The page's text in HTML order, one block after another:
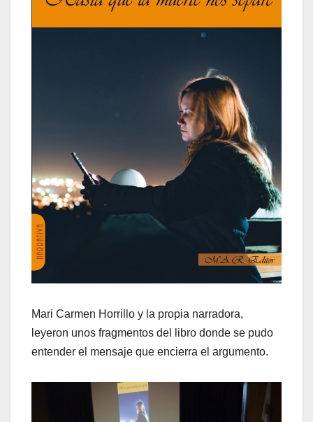
Mari Carmen Horrillo y la propia narradora,
leyeron unos fragmentos del libro donde se pudo
entender el mensaje que encierra el argumento.